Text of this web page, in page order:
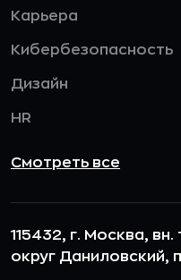
Карьера
Кибербезопасность
Дизайн
HR
Смотреть все
115432, г. Москва,
округ Даниловский,